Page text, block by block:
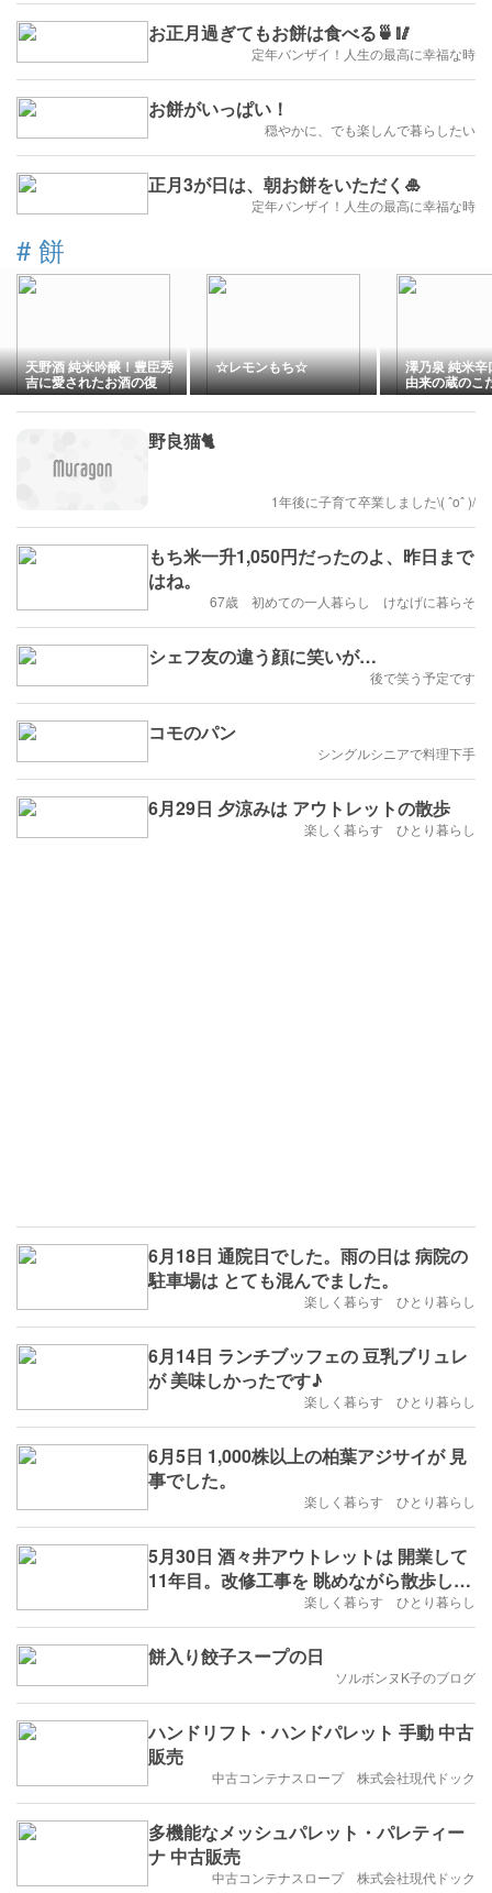
お正月過ぎてもお餅は食べる🍵🥢
定年バンザイ！人生の最高に幸福な時
お餅がいっぱい！
穏やかに、でも楽しんで暮らしたい
正月3が日は、朝お餅をいただく🎍
定年バンザイ！人生の最高に幸福な時
# 餅
天野酒 純米吟醸！豊臣秀
吉に愛されたお酒の復
活！
☆レモンもち☆ 澤乃泉 純米
由来の蔵のこ
米！
野良猫🐈
1年後に子育て卒業しました\( ˆoˆ )/
もち米一升1,050円だったのよ、昨日まで
はね。
67歳 初めての一人暮らし けなげに暮らそ
シェフ友の違う顔に笑いが…
後で笑う予定です
コモのパン
シングルシニアで料理下手
6月29日 夕涼みは アウトレットの散歩
楽しく暮らす ひとり暮らし
6月18日 通院日でした。雨の日は 病院の
駐車場は とても混んでました。
楽しく暮らす ひとり暮らし
6月14日 ランチブッフェの 豆乳ブリュレ
が 美味しかったです♪
楽しく暮らす ひとり暮らし
6月5日 1,000株以上の柏葉アジサイが 見
事でした。
楽しく暮らす ひとり暮らし
5月30日 酒々井アウトレットは 開業して
11年目。改修工事を 眺めながら散歩しま
楽しく暮らす ひとり暮らし
餅入り餃子スープの日
ソルボンヌK子のブログ
ハンドリフト・ハンドパレット 手動 中古
販売
中古コンテナスロープ 株式会社現代ドック
多機能なメッシュパレット・パレティー
ナ 中古販売
中古コンテナスロープ 株式会社現代ドック